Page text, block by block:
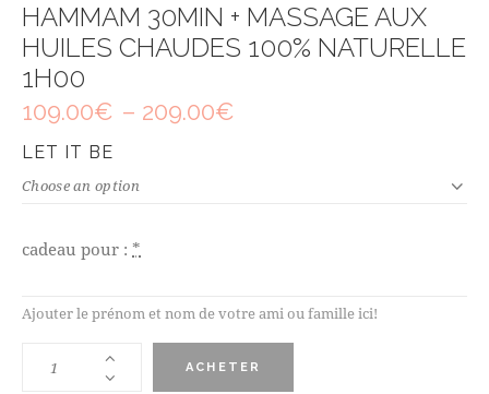
HAMMAM 30MIN + MASSAGE AUX
HUILES CHAUDES 100% NATURELLE
1H00
109.00€ – 209.00€
LET IT BE
cadeau pour : *
Ajouter le prénom et nom de votre ami ou famille ici!
ACHETER